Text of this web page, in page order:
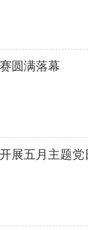
圆满落幕
展五月主题党